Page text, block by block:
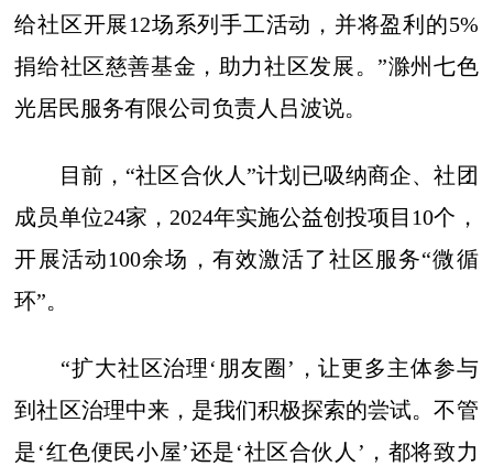
给社区开展12场系列手工活动，并将盈利的5%
捐给社区慈善基金，助力社区发展。”滁州七色
光居民服务有限公司负责人吕波说。
目前，“社区合伙人”计划已吸纳商企、社团
成员单位24家，2024年实施公益创投项目10个，
开展活动100余场，有效激活了社区服务“微循
环”。
“扩大社区治理‘朋友圈’，让更多主体参与
到社区治理中来，是我们积极探索的尝试。不管
是‘红色便民小屋’还是‘社区合伙人’，都将致力